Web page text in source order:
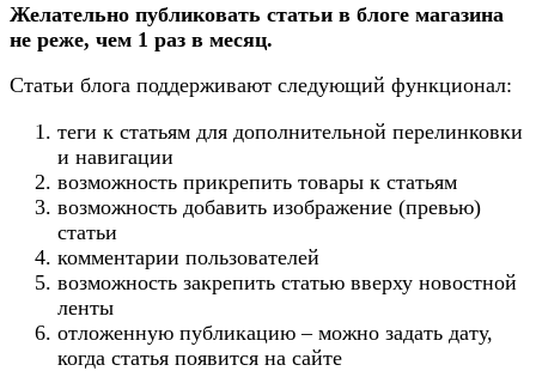
Желательно публиковать статьи в блоге магазина
не реже, чем 1 раз в месяц.
Статьи блога поддерживают следующий функционал:
теги к статьям для дополнительной перелинковки
и навигации
возможность прикрепить товары к статьям
возможность добавить изображение (превью)
статьи
комментарии пользователей
возможность закрепить статью вверху новостной
ленты
отложенную публикацию – можно задать дату,
когда статья появится на сайте